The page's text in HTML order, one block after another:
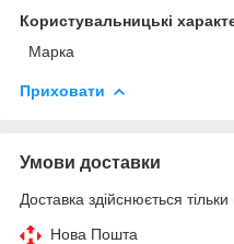
Користувальницькі
Марка
Приховати
Умови доставки
Доставка здійснюється
Нова Пошта